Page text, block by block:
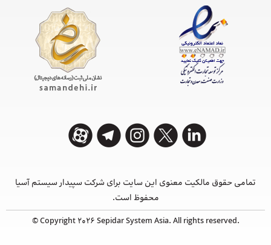
تمامی حقوق مالکیت معنوی این ‌سایت برای شرکت سپیدار سیستم آسیا
محفوظ است.
© Copyright 2026 Sepidar System Asia. All rights reserved.